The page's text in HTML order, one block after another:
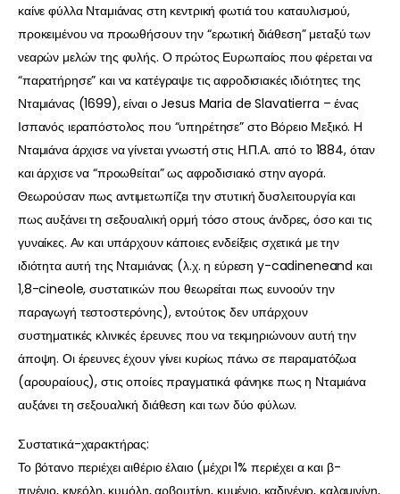
καίνε φύλλα Νταμιάνας στη κεντρική φωτιά του καταυλισμού,
προκειμένου να προωθήσουν την “ερωτική διάθεση” μεταξύ των
νεαρών μελών της φυλής. Ο πρώτος Ευρωπαίος που φέρεται να
“παρατήρησε” και να κατέγραψε τις αφροδισιακές ιδιότητες της
Νταμιάνας (1699), είναι ο Jesus Maria de Slavatierra – ένας
Ισπανός ιεραπόστολος που “υπηρέτησε” στο Βόρειο Μεξικό. Η
Νταμιάνα άρχισε να γίνεται γνωστή στις Η.Π.Α. από το 1884, όταν
και άρχισε να “προωθείται” ως αφροδισιακό στην αγορά.
Θεωρούσαν πως αντιμετωπίζει την στυτική δυσλειτουργία και
πως αυξάνει τη σεξουαλική ορμή τόσο στους άνδρες, όσο και τις
γυναίκες. Αν και υπάρχουν κάποιες ενδείξεις σχετικά με την
ιδιότητα αυτή της Νταμιάνας (λ.χ. η εύρεση y-cadineneand και
1,8-cineole, συστατικών που θεωρείται πως ευνοούν την
παραγωγή τεστοστερόνης), εντούτοις δεν υπάρχουν
συστηματικές κλινικές έρευνες που να τεκμηριώνουν αυτή την
άποψη. Οι έρευνες έχουν γίνει κυρίως πάνω σε πειραματόζωα
(αρουραίους), στις οποίες πραγματικά φάνηκε πως η Νταμιάνα
αυξάνει τη σεξουαλική διάθεση και των δύο φύλων.
Συστατικά-χαρακτήρας:
Το βότανο περιέχει αιθέριο έλαιο (μέχρι 1% περιέχει α και β-